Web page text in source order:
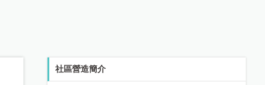
社區營造簡介